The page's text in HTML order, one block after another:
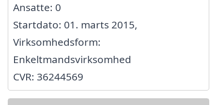
Ansatte: 0
Startdato: 01. marts 2015,
Virksomhedsform:
Enkeltmandsvirksomhed
CVR: 36244569